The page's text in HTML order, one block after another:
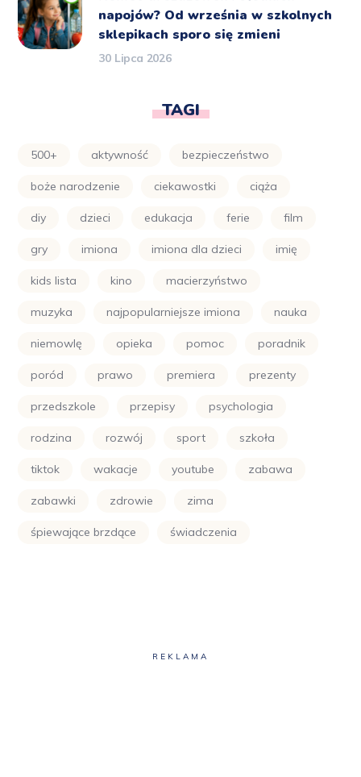
napojów? Od września w szkolnych
sklepikach sporo się zmieni
30 Lipca 2026
TAGI
500+ aktywność bezpieczeństwo
boże narodzenie ciekawostki ciąża
diy dzieci edukacja ferie film
gry imiona imiona dla dzieci imię
kids lista kino macierzyństwo
muzyka najpopularniejsze imiona nauka
niemowlę opieka pomoc poradnik
poród prawo premiera prezenty
przedszkole przepisy psychologia
rodzina rozwój sport szkoła
tiktok wakacje youtube zabawa
zabawki zdrowie zima
śpiewające brzdące świadczenia
REKLAMA